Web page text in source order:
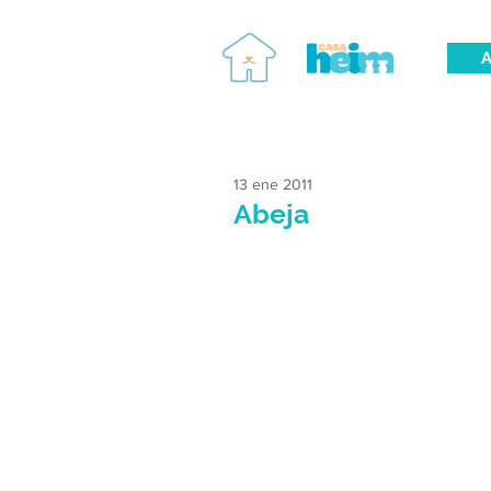
Abeja
13 ene 2011